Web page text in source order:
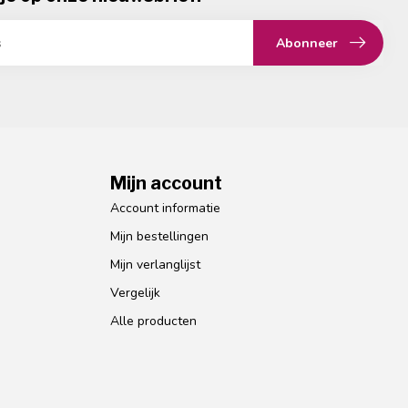
Abonneer
Mijn account
Account informatie
Mijn bestellingen
Mijn verlanglijst
Vergelijk
Alle producten